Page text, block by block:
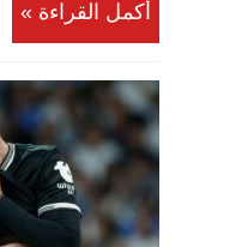
أكمل القراءة »